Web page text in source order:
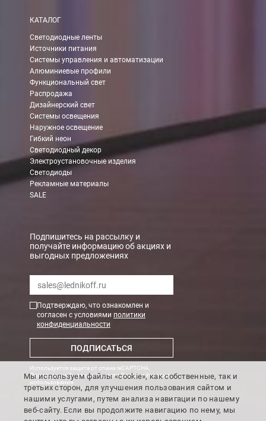
Вы можете самостоятельно забрать заказ в одном из наших
В Москве (внутри МКАД)
БЕСПЛАТНАЯ доставка при сумме заказа от 7000 руб.
При заказе менее 7000 руб. стоимость доставки 750 руб.
В Москве и МО (за МКАД)
При заказе от 7000 руб. стоимость доставки равна 30 руб.
При заказе менее 7000 руб. стоимость доставки 750 руб. +
В Санкт-Петербурге
При заказе менее 7000 руб. стоимость доставки
Мы можем доставить ваши заказы сервисом компании
Транспортные компании
Доставка до ТК от 7000 руб. БЕСПЛАТНО.
При заказе менее 7000 руб. стоимость доставки до ТК 750 руб.
Стоимость доставки ТК до Вашего пункта назначения Вы
Подробнее обоплате и доставке
КАТАЛОГ
Светодиодные ленты
Источники питания
Системы управления и автоматизации
Алюминиевые профили
Функциональный свет
Распродажа
Дизайнерский свет
Системы освещения
Наружное освещение
Гибкий неон
Светодиодный декор
Электроустановочные изделия
Светодиоды
Рекламные материалы
SALE
Подпишитесь на рассылку и
получайте информацию об акциях и
выгодных предложениях
Подтверждаю, что ознакомлен и
согласен с условиями политики
конфиденциальности
ПОДПИСАТЬСЯ
Используется защита от спама reCAPTCHA,
Политика конфиденциальности GoogleиУсловия
использования
Мы используем файлы «cookie», как собственные, так и
третьих сторон, для улучшения пользования сайтом и
нашими услугами, путем анализа навигации по нашему
веб-сайту. Если вы продолжите навигацию по нему, мы